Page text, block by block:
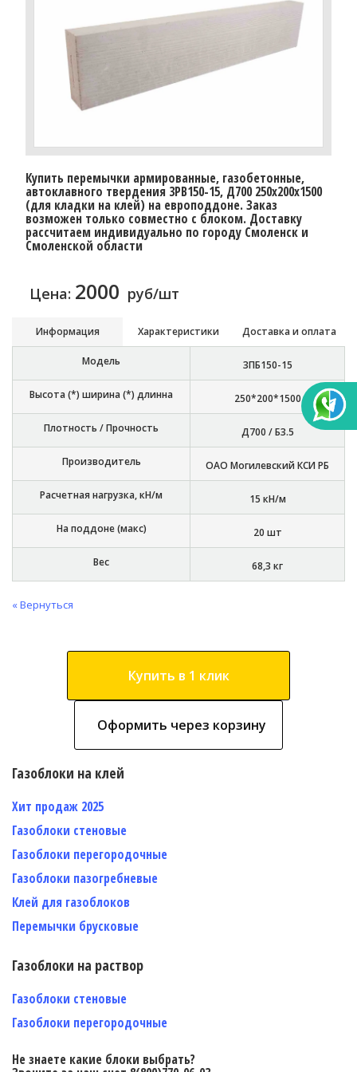
Купить перемычки армированные, газобетонные,
автоклавного твердения 3PB150-15, Д700 250х200х1500
(для кладки на клей) на европоддоне. Заказ
возможен только совместно с блоком. Доставку
расcчитаем индивидуально по городу Смоленск и
Смоленской области
Цена: 2000 руб/шт
Информация Характеристики Доставка и оплата
Модель 3ПБ150-15
Высота (*) ширина (*) длинна 250*200*1500
Плотность / Прочность Д700 / Б3.5
Производитель ОАО Могилевский КСИ РБ
Расчетная нагрузка, кН/м 15 кН/м
На поддоне (макс) 20 шт
Вес 68,3 кг
« Вернуться
Купить в 1 клик
Оформить через корзину
Газоблоки на клей
Хит продаж 2025
Газоблоки стеновые
Газоблоки перегородочные
Газоблоки пазогребневые
Клей для газоблоков
Перемычки брусковые
Газоблоки на раствор
Газоблоки стеновые
Газоблоки перегородочные
Не знаете какие блоки выбрать?